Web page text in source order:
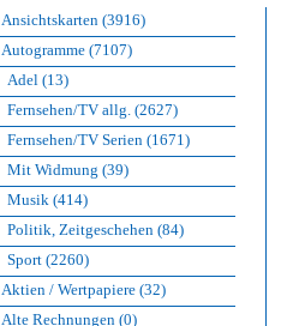
Ansichtskarten (3916)
Autogramme (7107)
Adel (13)
Fernsehen/TV allg. (2627)
Fernsehen/TV Serien (1671)
Mit Widmung (39)
Musik (414)
Politik, Zeitgeschehen (84)
Sport (2260)
Aktien / Wertpapiere (32)
Alte Rechnungen (0)